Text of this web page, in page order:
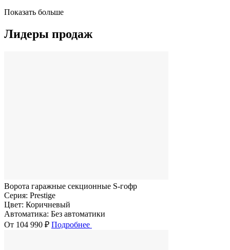
Показать больше
Лидеры продаж
Ворота гаражные секционные S-гофр
Серия: Prestige
Цвет: Коричневый
Автоматика: Без автоматики
От 104 990 ₽ Подробнее